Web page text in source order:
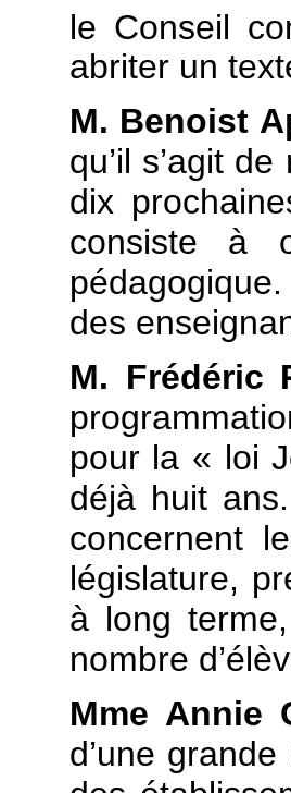
le Conseil
abriter un
M. Benoist
qu’il s’agit
dix
consiste à
des
M. Frédéric
pour la « loi
déjà huit
concernent
législature,
à long
nombre
Mme Annie
d’une